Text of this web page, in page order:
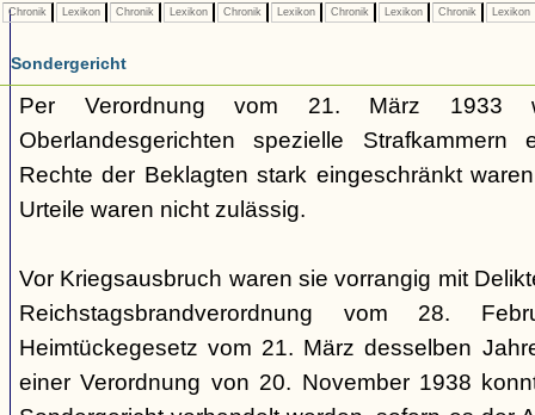
Chronik Lexikon Chronik Lexikon Chronik Lexikon Chronik Lexikon Chronik Lexikon
Sondergericht
Per Verordnung vom 21. März 1933
Oberlandesgerichten spezielle
Rechte der Beklagten stark eingeschränkt
Urteile waren nicht zulässig.
Vor Kriegsausbruch waren sie vorrangig mit
Reichstagsbrandverordnung vom 28.
Heimtückegesetz vom 21. März desselben
einer Verordnung von 20. November 1938